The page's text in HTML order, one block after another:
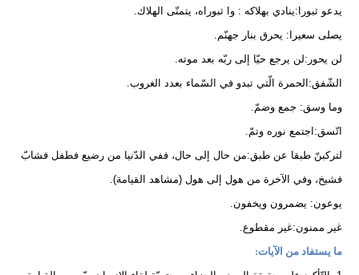
يدعو ثبورا:ينادي بهلاكه : وا ثبوراه، يتمنّى الهلاك.
يصلى سعيرا: يحرق بنار جهنّم.
لن يحور:لن يرجع حيّا إلى ربّه بعد موته.
الشّفق:الحمرة الّتي تبدو في السّماء بعدد الغروب.
وما وسق: جمع وضمّ.
اتّسق:اجتمع نوره وتمّ.
لتركبنّ طبقا عن طبق:من حال إلى حال، ففي الدّنيا من رضيع فطفل فشابّ
فشيخ، وفي الآخرة من هول إلى هول (مشاهد القيامة).
يوعون: يضمرون ويخفون.
غير ممنون:غير مقطوع.
ما يستفاد من الآيات: